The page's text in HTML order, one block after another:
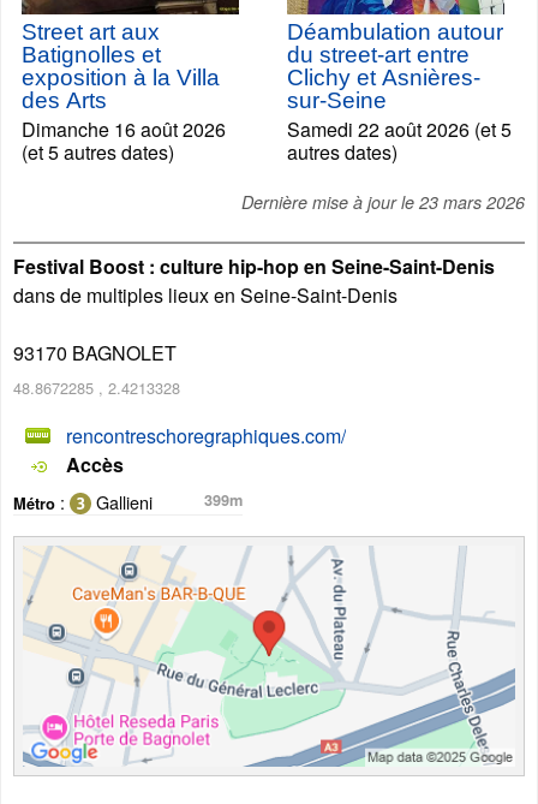
Street art aux
Batignolles et
exposition à la Villa
des Arts
Dimanche 16 août 2026
(et 5 autres dates)
Déambulation autour
du street-art entre
Clichy et Asnières-
sur-Seine
Samedi 22 août 2026 (et 5
autres dates)
Dernière mise à jour le 23 mars 2026
Festival Boost : culture hip-hop en Seine-Saint-Denis
dans de multiples lieux en Seine-Saint-Denis
93170 BAGNOLET
48.8672285 , 2.4213328
rencontreschoregraphiques.com/
Accès
Métro : Gallieni 399m